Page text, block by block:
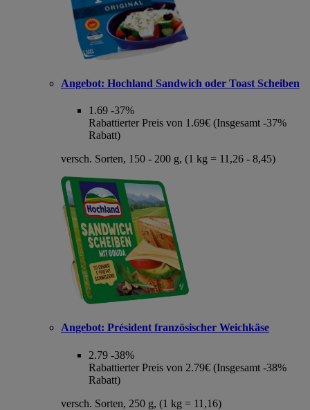
Angebot: Hochland Sandwich oder Toast Scheiben
1.69 -37%
Rabattierter Preis von 1.69€ (Insgesamt -37%
Rabatt)
versch. Sorten, 150 - 200 g, (1 kg = 11,26 - 8,45)
Angebot: Président französischer Weichkäse
2.79 -38%
Rabattierter Preis von 2.79€ (Insgesamt -38%
Rabatt)
versch. Sorten, 250 g, (1 kg = 11,16)